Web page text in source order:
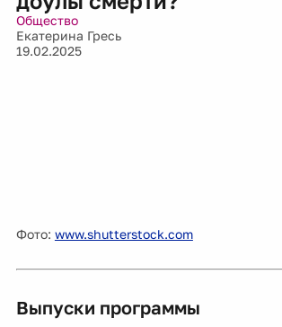
Общество
Екатерина Гресь
19.02.2025
Фото: www.shutterstock.com
Выпуски программы